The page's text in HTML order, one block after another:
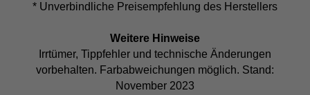
* Unverbindliche Preisempfehlung des Herstellers
Weitere Hinweise
Irrtümer, Tippfehler und technische Änderungen
vorbehalten. Farbabweichungen möglich. Stand:
November 2023